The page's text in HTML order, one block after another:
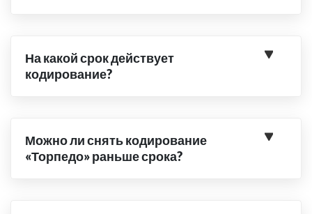
На какой срок действует
кодирование?
Можно ли снять кодирование
«Торпедо» раньше срока?